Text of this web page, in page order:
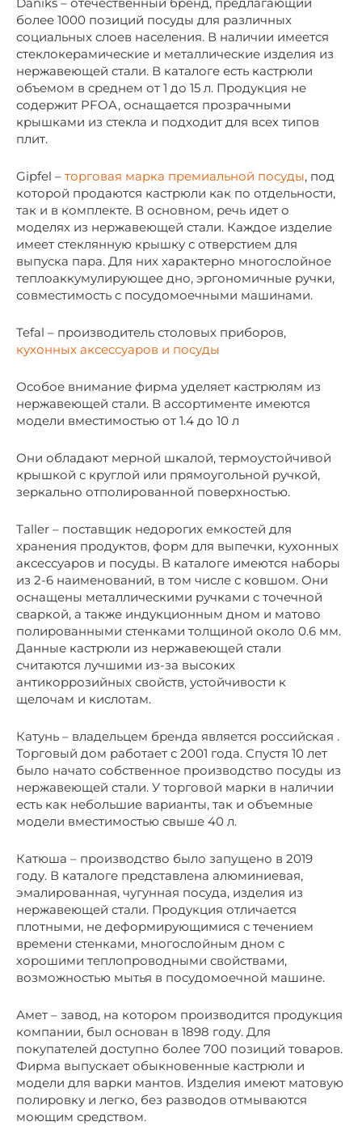
более 1000 позиций посуды для различных
социальных слоев населения. В наличии имеется
стеклокерамические и металлические изделия из
нержавеющей стали. В каталоге есть кастрюли
объемом в среднем от 1 до 15 л. Продукция не
содержит PFOA, оснащается прозрачными
крышками из стекла и подходит для всех типов
плит.
Gipfel – торговая марка премиальной посуды, под
которой продаются кастрюли как по отдельности,
так и в комплекте. В основном, речь идет о
моделях из нержавеющей стали. Каждое изделие
имеет стеклянную крышку с отверстием для
выпуска пара. Для них характерно многослойное
теплоаккумулирующее дно, эргономичные ручки,
совместимость с посудомоечными машинами.
Tefal – производитель столовых приборов,
кухонных аксессуаров и посуды
Особое внимание фирма уделяет кастрюлям из
нержавеющей стали. В ассортименте имеются
модели вместимостью от 1.4 до 10 л
Они обладают мерной шкалой, термоустойчивой
крышкой с круглой или прямоугольной ручкой,
зеркально отполированной поверхностью.
Taller – поставщик недорогих емкостей для
хранения продуктов, форм для выпечки, кухонных
аксессуаров и посуды. В каталоге имеются наборы
из 2-6 наименований, в том числе с ковшом. Они
оснащены металлическими ручками с точечной
сваркой, а также индукционным дном и матово
полированными стенками толщиной около 0.6 мм.
Данные кастрюли из нержавеющей стали
считаются лучшими из-за высоких
антикоррозийных свойств, устойчивости к
щелочам и кислотам.
Катунь – владельцем бренда является российская .
Торговый дом работает с 2001 года. Спустя 10 лет
было начато собственное производство посуды из
нержавеющей стали. У торговой марки в наличии
есть как небольшие варианты, так и объемные
модели вместимостью свыше 40 л.
Катюша – производство было запущено в 2019
году. В каталоге представлена алюминиевая,
эмалированная, чугунная посуда, изделия из
нержавеющей стали. Продукция отличается
плотными, не деформирующимися с течением
времени стенками, многослойным дном с
хорошими теплопроводными свойствами,
возможностью мытья в посудомоечной машине.
Амет – завод, на котором производится продукция
компании, был основан в 1898 году. Для
покупателей доступно более 700 позиций товаров.
Фирма выпускает обыкновенные кастрюли и
модели для варки мантов. Изделия имеют матовую
полировку и легко, без разводов отмываются
моющим средством.